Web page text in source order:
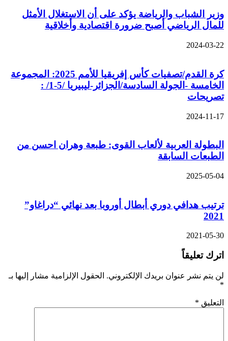
وزير الشباب والرياضة يؤكد على أن الاستغلال الأمثل
للمال الرياضي أصبح ضرورة اقتصادية وأخلاقية
2024-03-22
كرة القدم/تصفيات كأس إفريقيا للأمم 2025: المجموعة
الخامسة -الجولة السادسة/الجزائر-ليبيريا /5-1/ :
تصريحات
2024-11-17
البطولة العربية لألعاب القوى: طبعة وهران احسن من
الطبعات السابقة
2025-05-04
ترتيب هدافي دوري أبطال أوروبا بعد نهائي “دراغاو”
2021
2021-05-30
اترك تعليقاً
لن يتم نشر عنوان بريدك الإلكتروني. الحقول الإلزامية مشار إليها بـ
*
التعليق *